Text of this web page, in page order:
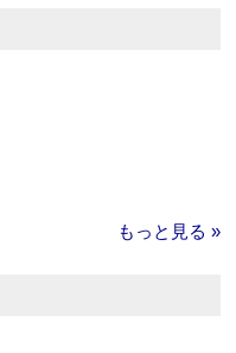
もっと見る »